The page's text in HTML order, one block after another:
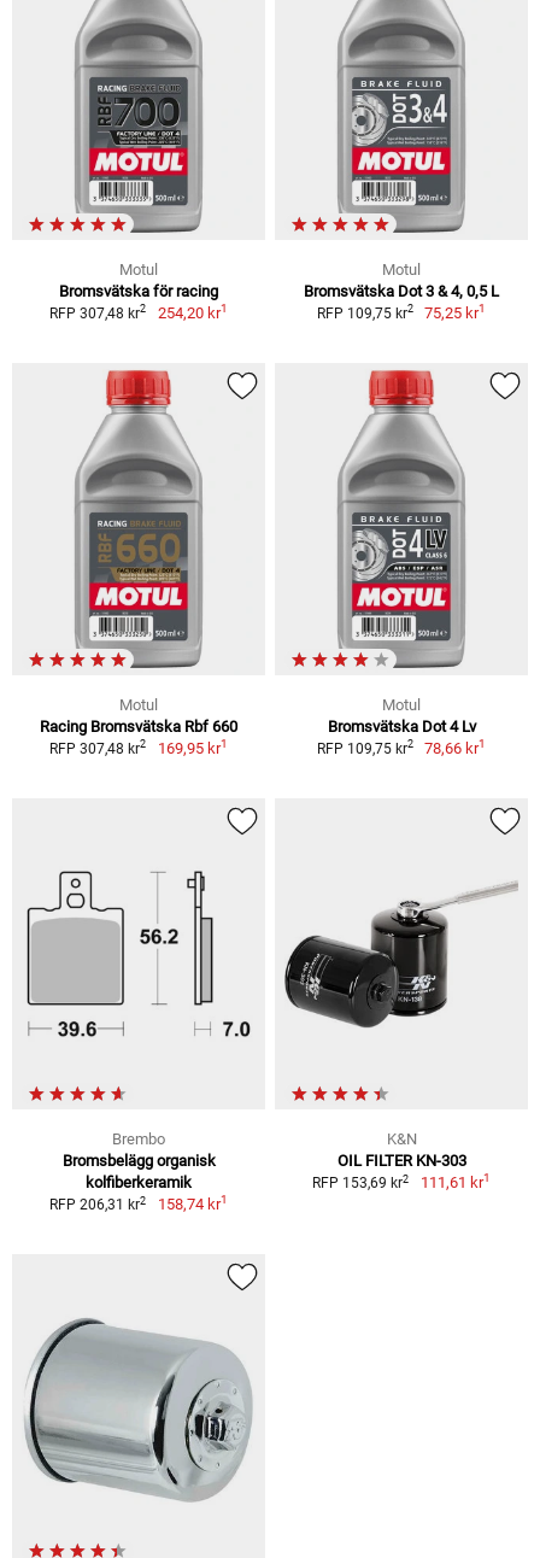
Motul
Bromsvätska för racing
RFP 307,48 kr2 254,20 kr1
Motul
Bromsvätska Dot 3 & 4, 0,5 L
RFP 109,75 kr2 75,25 kr1
Motul
Racing Bromsvätska Rbf 660
RFP 307,48 kr2 169,95 kr1
Motul
Bromsvätska Dot 4 Lv
RFP 109,75 kr2 78,66 kr1
Brembo
Bromsbelägg organisk
kolfiberkeramik
RFP 206,31 kr2 158,74 kr1
K&N
OIL FILTER KN-303
RFP 153,69 kr2 111,61 kr1